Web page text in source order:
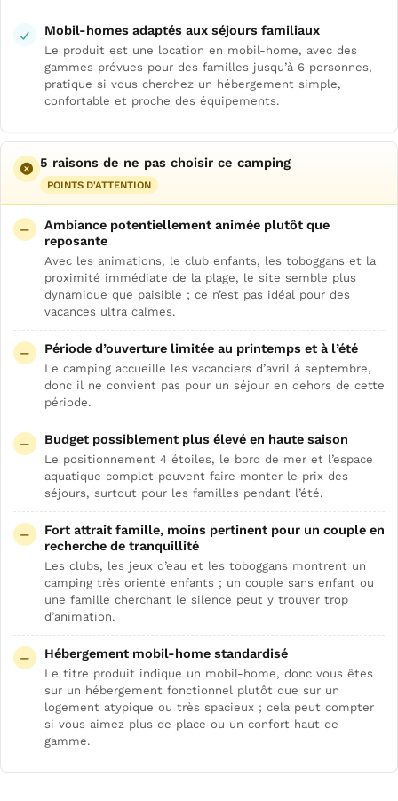
Mobil-homes adaptés aux séjours familiaux
Le produit est une location en mobil-home, avec des
gammes prévues pour des familles jusqu’à 6 personnes,
pratique si vous cherchez un hébergement simple,
confortable et proche des équipements.
5 raisons de ne pas choisir ce camping
POINTS D'ATTENTION
Ambiance potentiellement animée plutôt que
reposante
Avec les animations, le club enfants, les toboggans et la
proximité immédiate de la plage, le site semble plus
dynamique que paisible ; ce n’est pas idéal pour des
vacances ultra calmes.
Période d’ouverture limitée au printemps et à l’été
Le camping accueille les vacanciers d’avril à septembre,
donc il ne convient pas pour un séjour en dehors de cette
période.
Budget possiblement plus élevé en haute saison
Le positionnement 4 étoiles, le bord de mer et l’espace
aquatique complet peuvent faire monter le prix des
séjours, surtout pour les familles pendant l’été.
Fort attrait famille, moins pertinent pour un couple en
recherche de tranquillité
Les clubs, les jeux d’eau et les toboggans montrent un
camping très orienté enfants ; un couple sans enfant ou
une famille cherchant le silence peut y trouver trop
d’animation.
Hébergement mobil-home standardisé
Le titre produit indique un mobil-home, donc vous êtes
sur un hébergement fonctionnel plutôt que sur un
logement atypique ou très spacieux ; cela peut compter
si vous aimez plus de place ou un confort haut de
gamme.